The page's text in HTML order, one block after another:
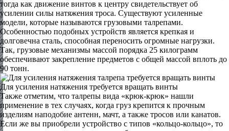
тогда как движение винтов к центру свидетельствует об
усилении силы натяжения троса. Существуют усиленные
модели, которые называются грузовыми талрепами.
Особенностью подобных устройств является крепкая и
долговечна сталь, способная переносить огромные нагрузки.
Так, грузовые механизмы массой порядка 25 килограмм
обеспечивают закрепление предметов с общей массой вплоть до
90 тонн.
Для усиления натяжения требуется вращать винты
Также отметим, что талрепы вида «крюк-крюк» нашли
применение в тех случаях, когда груз крепится к прочным
изделиям наподобие антенн, мачт, а также тросов или канатов.
Если же вы приобрели устройство с типов «кольцо-кольцо», то